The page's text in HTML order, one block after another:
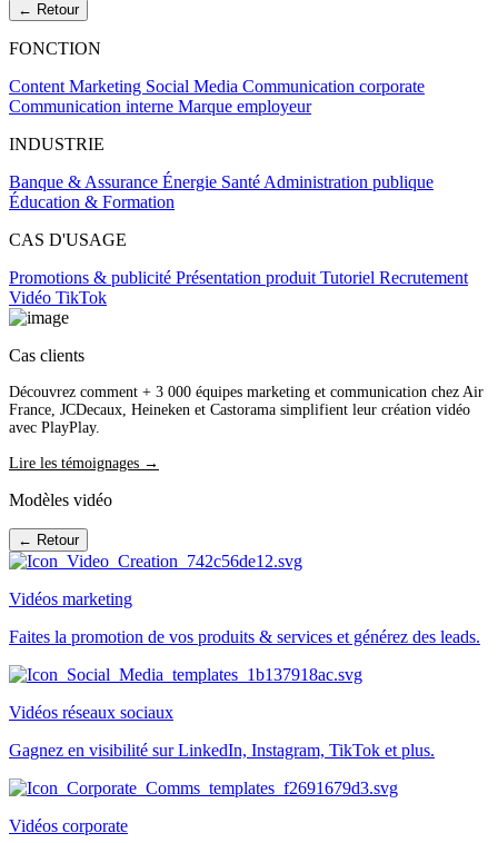
← Retour
FONCTION
Content Marketing Social Media Communication corporate
Communication interne Marque employeur
INDUSTRIE
Banque & Assurance Énergie Santé Administration publique
Éducation & Formation
CAS D'USAGE
Promotions & publicité Présentation produit Tutoriel Recrutement
Vidéo TikTok
Cas clients
Découvrez comment + 3 000 équipes marketing et communication chez Air
France, JCDecaux, Heineken et Castorama simplifient leur création vidéo
avec PlayPlay.
Lire les témoignages →
Modèles vidéo
← Retour
Vidéos marketing
Faites la promotion de vos produits & services et générez des leads.
Vidéos réseaux sociaux
Gagnez en visibilité sur LinkedIn, Instagram, TikTok et plus.
Vidéos corporate